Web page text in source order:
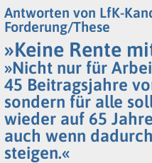
Antworten von LfK-
Forderung/These
»Keine Rente
»Nicht nur für
45 Beitragsjahre
sondern für alle
wieder auf 65
auch wenn
steigen.«